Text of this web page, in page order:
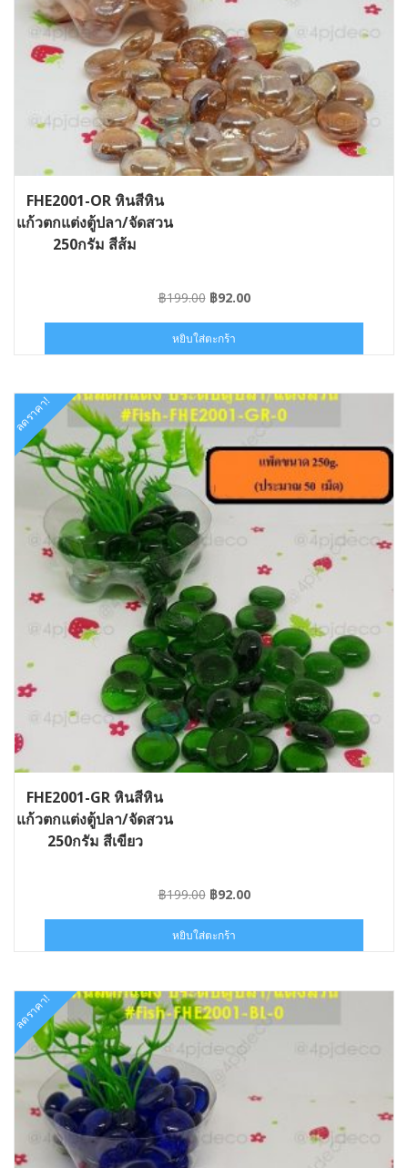
FHE2001-OR หินสีหิน
แก้วตกแต่งตู้ปลา/จัดสวน
250กรัม สีส้ม
฿199.00 Original
was:
฿199.00.
฿92.00Current
฿92.00.
หยิบใส่ตะกร้า
ลดราคา!
FHE2001-GR หินสีหิน
แก้วตกแต่งตู้ปลา/จัดสวน
250กรัม สีเขียว
฿199.00 Original
was:
฿199.00.
฿92.00Current
฿92.00.
หยิบใส่ตะกร้า
ลดราคา!